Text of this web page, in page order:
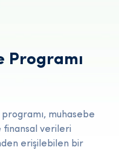
Programı
muhasebe
verileri
erişilebilen bir